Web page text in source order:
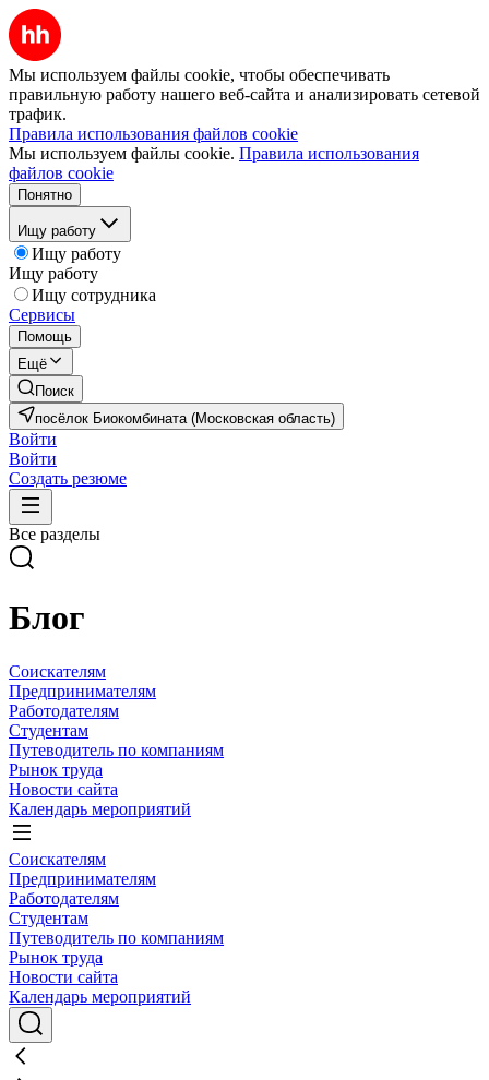
Мы используем файлы cookie, чтобы обеспечивать
правильную работу нашего веб-сайта и анализировать сетевой
трафик.
Правила использования файлов cookie
Мы используем файлы cookie. Правила использования
файлов cookie
Понятно
Ищу работу
Ищу работу
Ищу работу
Ищу сотрудника
Сервисы
Помощь
Ещё
Поиск
посёлок Биокомбината (Московская область)
Войти
Войти
Создать резюме
Все разделы
Блог
Соискателям
Предпринимателям
Работодателям
Студентам
Путеводитель по компаниям
Рынок труда
Новости сайта
Календарь мероприятий
Соискателям
Предпринимателям
Работодателям
Студентам
Путеводитель по компаниям
Рынок труда
Новости сайта
Календарь мероприятий